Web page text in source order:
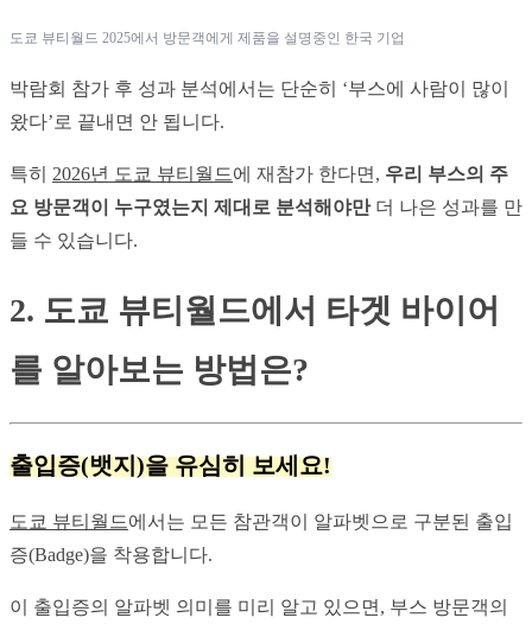
도쿄 뷰티월드 2025에서 방문객에게 제품을 설명중인 한국 기업
박람회 참가 후 성과 분석에서는 단순히 ‘부스에 사람이 많이
왔다’로 끝내면 안 됩니다.
특히 2026년 도쿄 뷰티월드에 재참가 한다면, 우리 부스의 주
요 방문객이 누구였는지 제대로 분석해야만 더 나은 성과를 만
들 수 있습니다.
2. 도쿄 뷰티월드에서 타겟 바이어
를 알아보는 방법은?
출입증(뱃지)을 유심히 보세요!
도쿄 뷰티월드에서는 모든 참관객이 알파벳으로 구분된 출입
증(Badge)을 착용합니다.
이 출입증의 알파벳 의미를 미리 알고 있으면, 부스 방문객의